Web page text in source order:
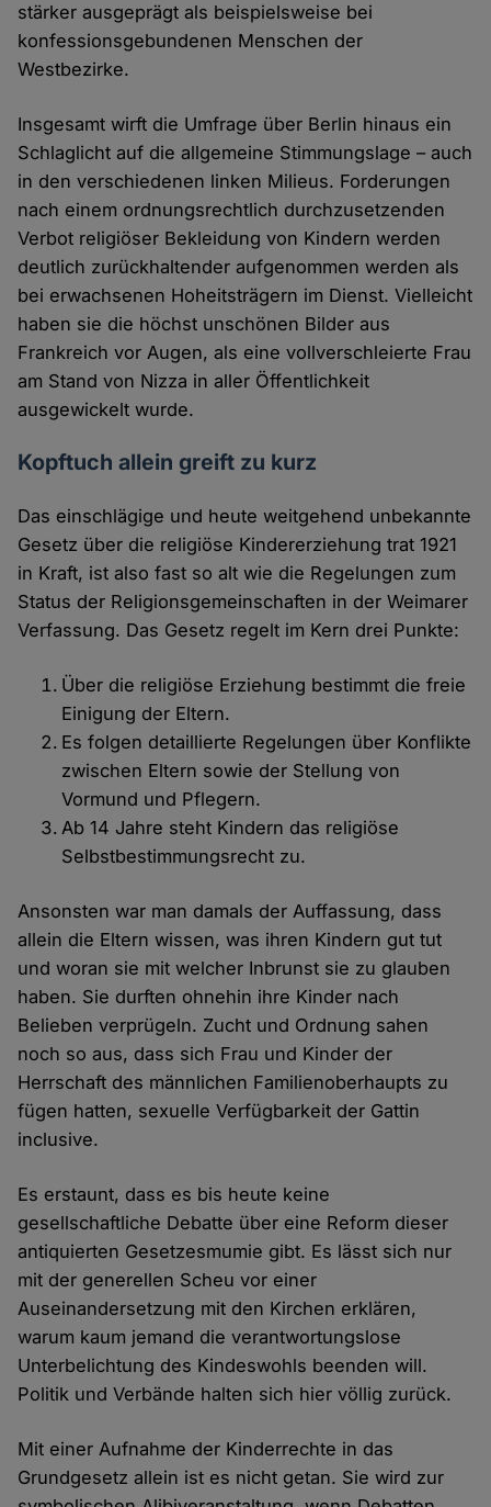
stärker ausgeprägt als beispielsweise bei
konfessionsgebundenen Menschen der
Westbezirke.
Insgesamt wirft die Umfrage über Berlin hinaus ein
Schlaglicht auf die allgemeine Stimmungslage – auch
in den verschiedenen linken Milieus. Forderungen
nach einem ordnungsrechtlich durchzusetzenden
Verbot religiöser Bekleidung von Kindern werden
deutlich zurückhaltender aufgenommen werden als
bei erwachsenen Hoheitsträgern im Dienst. Vielleicht
haben sie die höchst unschönen Bilder aus
Frankreich vor Augen, als eine vollverschleierte Frau
am Stand von Nizza in aller Öffentlichkeit
ausgewickelt wurde.
Kopftuch allein greift zu kurz
Das einschlägige und heute weitgehend unbekannte
Gesetz über die religiöse Kindererziehung trat 1921
in Kraft, ist also fast so alt wie die Regelungen zum
Status der Religionsgemeinschaften in der Weimarer
Verfassung. Das Gesetz regelt im Kern drei Punkte:
Über die religiöse Erziehung bestimmt die freie
Einigung der Eltern.
Es folgen detaillierte Regelungen über Konflikte
zwischen Eltern sowie der Stellung von
Vormund und Pflegern.
Ab 14 Jahre steht Kindern das religiöse
Selbstbestimmungsrecht zu.
Ansonsten war man damals der Auffassung, dass
allein die Eltern wissen, was ihren Kindern gut tut
und woran sie mit welcher Inbrunst sie zu glauben
haben. Sie durften ohnehin ihre Kinder nach
Belieben verprügeln. Zucht und Ordnung sahen
noch so aus, dass sich Frau und Kinder der
Herrschaft des männlichen Familienoberhaupts zu
fügen hatten, sexuelle Verfügbarkeit der Gattin
inclusive.
Es erstaunt, dass es bis heute keine
gesellschaftliche Debatte über eine Reform dieser
antiquierten Gesetzesmumie gibt. Es lässt sich nur
mit der generellen Scheu vor einer
Auseinandersetzung mit den Kirchen erklären,
warum kaum jemand die verantwortungslose
Unterbelichtung des Kindeswohls beenden will.
Politik und Verbände halten sich hier völlig zurück.
Mit einer Aufnahme der Kinderrechte in das
Grundgesetz allein ist es nicht getan. Sie wird zur